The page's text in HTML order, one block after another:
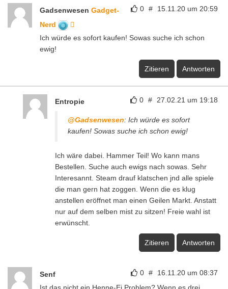
0 # 15.11.20 um 20:59
Gadsenwesen Gadget-
Nerd
Ich würde es sofort kaufen! Sowas suche ich schon
ewig!
Zitieren Antworten
0 # 27.02.21 um 19:18
Entropie
@Gadsenwesen: Ich würde es sofort
kaufen! Sowas suche ich schon ewig!
Ich wäre dabei. Hammer Teil! Wo kann mans
Bestellen. Suche auch ewigs nach sowas. Sehr
Interesannt. Steam drauf klatschen jnd alle spiele
die man gern hat zoggen. Wenn die es klug
anstellen eröffnet man einen Geilen Markt. Anstatt
nur auf dem selben mist zu sitzen! Freie wahl ist
erwünscht.
Zitieren Antworten
0 # 16.11.20 um 08:37
Senf